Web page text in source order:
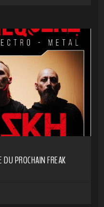
DU PROCHAIN FREAK